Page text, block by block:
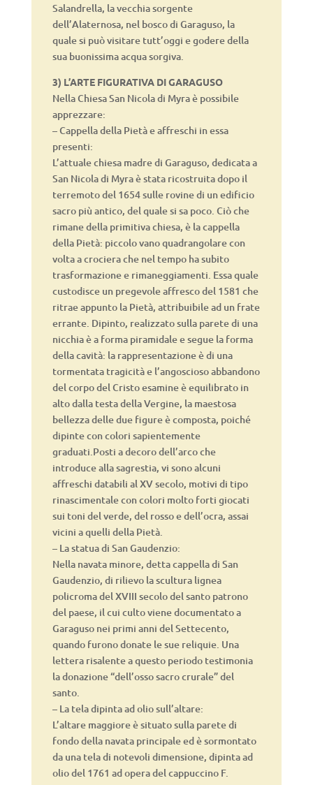
Salandrella, la vecchia sorgente
dell’Alaternosa, nel bosco di Garaguso, la
quale si può visitare tutt’oggi e godere della
sua buonissima acqua sorgiva.
3) L’ARTE FIGURATIVA DI GARAGUSO
Nella Chiesa San Nicola di Myra è possibile
apprezzare:
– Cappella della Pietà e affreschi in essa
presenti:
L’attuale chiesa madre di Garaguso, dedicata a
San Nicola di Myra è stata ricostruita dopo il
terremoto del 1654 sulle rovine di un edificio
sacro più antico, del quale si sa poco. Ciò che
rimane della primitiva chiesa, è la cappella
della Pietà: piccolo vano quadrangolare con
volta a crociera che nel tempo ha subito
trasformazione e rimaneggiamenti. Essa quale
custodisce un pregevole affresco del 1581 che
ritrae appunto la Pietà, attribuibile ad un frate
errante. Dipinto, realizzato sulla parete di una
nicchia è a forma piramidale e segue la forma
della cavità: la rappresentazione è di una
tormentata tragicità e l’angoscioso abbandono
del corpo del Cristo esamine è equilibrato in
alto dalla testa della Vergine, la maestosa
bellezza delle due figure è composta, poiché
dipinte con colori sapientemente
graduati.Posti a decoro dell’arco che
introduce alla sagrestia, vi sono alcuni
affreschi databili al XV secolo, motivi di tipo
rinascimentale con colori molto forti giocati
sui toni del verde, del rosso e dell’ocra, assai
vicini a quelli della Pietà.
– La statua di San Gaudenzio:
Nella navata minore, detta cappella di San
Gaudenzio, di rilievo la scultura lignea
policroma del XVIII secolo del santo patrono
del paese, il cui culto viene documentato a
Garaguso nei primi anni del Settecento,
quando furono donate le sue reliquie. Una
lettera risalente a questo periodo testimonia
la donazione “dell’osso sacro crurale” del
santo.
– La tela dipinta ad olio sull’altare:
L’altare maggiore è situato sulla parete di
fondo della navata principale ed è sormontato
da una tela di notevoli dimensione, dipinta ad
olio del 1761 ad opera del cappuccino F.